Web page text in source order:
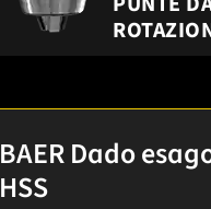
BAER Dado
HSS